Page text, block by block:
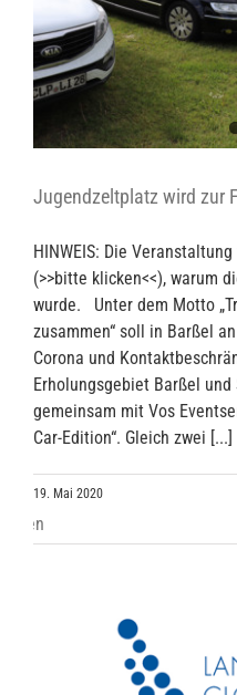
Jugendzeltplatz wird zur
HINWEIS: Die
(>>bitte klicken<<), warum
wurde. Unter dem Motto
zusammen“ soll in Barßel
Corona und
Erholungsgebiet Barßel
gemeinsam mit Vos
Car-Edition“. Gleich zwei [...]
19. Mai 2020